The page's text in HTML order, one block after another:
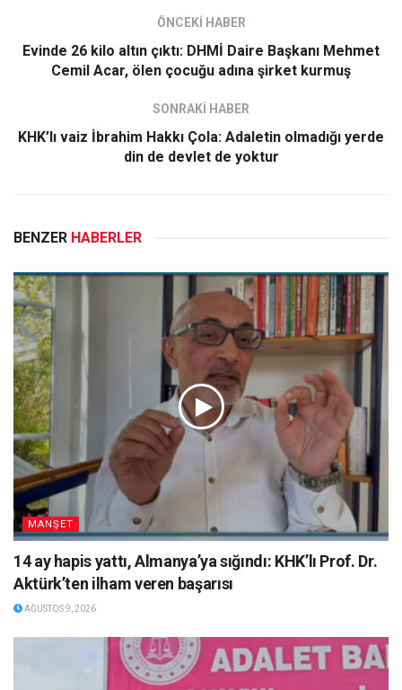
ÖNCEKİ HABER
Evinde 26 kilo altın çıktı: DHMİ Daire Başkanı Mehmet
Cemil Acar, ölen çocuğu adına şirket kurmuş
SONRAKİ HABER
KHK’lı vaiz İbrahim Hakkı Çola: Adaletin olmadığı yerde
din de devlet de yoktur
BENZER HABERLER
MANŞET
14 ay hapis yattı, Almanya’ya sığındı: KHK’lı Prof. Dr.
Aktürk’ten ilham veren başarısı
AĞUSTOS 9, 2026